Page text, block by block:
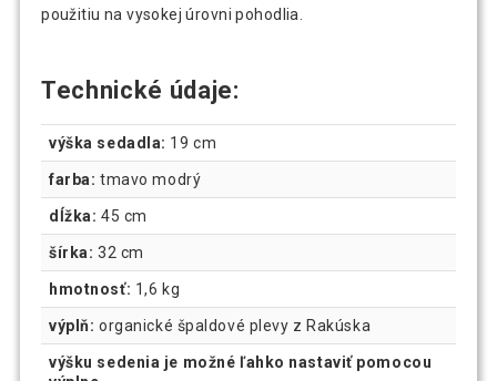
použitiu na vysokej úrovni pohodlia.
Technické údaje:
výška sedadla: 19 cm
farba: tmavo modrý
dĺžka: 45 cm
šírka: 32 cm
hmotnosť: 1,6 kg
výplň: organické špaldové plevy z Rakúska
výšku sedenia je možné ľahko nastaviť pomocou